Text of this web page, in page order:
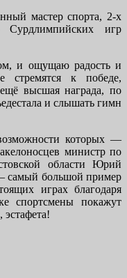
мастер спорта, 2-х
игр
и ощущаю радость и
стремятся к победе,
высшая награда, по
и слышать гимн
которых —
министр по
области Юрий
большой пример
играх благодаря
спортсмены покажут